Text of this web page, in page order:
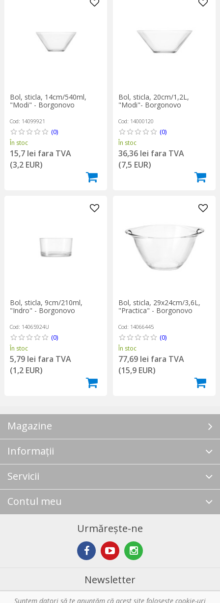
Bol, sticla, 14cm/540ml,
"Modi" - Borgonovo
Cod: 14099921
(0)
În stoc
15,7 lei fara TVA
(3,2 EUR)
Bol, sticla, 20cm/1,2L,
"Modi"- Borgonovo
Cod: 14000120
(0)
În stoc
36,36 lei fara TVA
(7,5 EUR)
Bol, sticla, 9cm/210ml,
"Indro" - Borgonovo
Cod: 14065924U
(0)
În stoc
5,79 lei fara TVA
(1,2 EUR)
Bol, sticla, 29x24cm/3,6L,
"Practica" - Borgonovo
Cod: 14066445
(0)
În stoc
77,69 lei fara TVA
(15,9 EUR)
Magazine
Informații
Servicii
Contul meu
Urmărește-ne
Newsletter
Abonare
Suntem datori să te anunţăm că acest site foloseşte cookie-uri